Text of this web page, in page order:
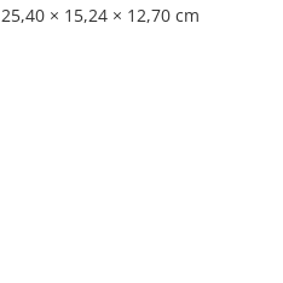
25,40 × 15,24 × 12,70 cm